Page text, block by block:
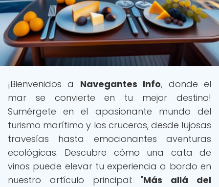
¡Bienvenidos a Navegantes Info, donde el
mar se convierte en tu mejor destino!
Sumérgete en el apasionante mundo del
turismo marítimo y los cruceros, desde lujosas
travesías hasta emocionantes aventuras
ecológicas. Descubre cómo una cata de
vinos puede elevar tu experiencia a bordo en
nuestro artículo principal: "Más allá del